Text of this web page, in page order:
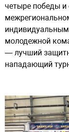
четыре победы
молодежной
— лучший
нападающий